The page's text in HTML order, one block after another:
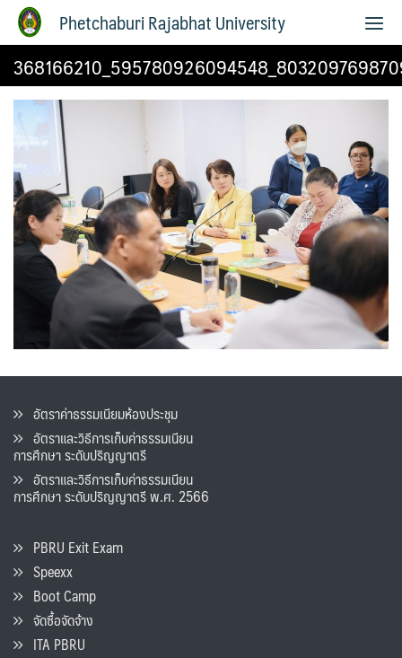
Phetchaburi Rajabhat University
อัตราค่าธรรมเนียมห้องประชุม
อัตราและวิธีการเก็บค่าธรรมเนียน
การศึกษา ระดับปริญญาตรี
อัตราและวิธีการเก็บค่าธรรมเนียน
การศึกษา ระดับปริญญาตรี พ.ศ. 2566
PBRU Exit Exam
Speexx
Boot Camp
จัดซื้อจัดจ้าง
ITA PBRU